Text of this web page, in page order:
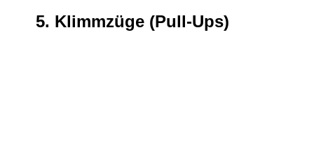
5. Klimmzüge (Pull-Ups)